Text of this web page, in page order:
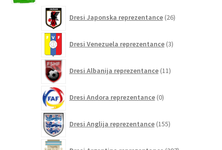
Dresi Japonska reprezentance 26izdelkov
Dresi Venezuela reprezentance 3izdelki
Dresi Albanija reprezentance 11izdelkov
Dresi Andora reprezentance 0izdelkov
Dresi Anglija reprezentance 155izdelkov